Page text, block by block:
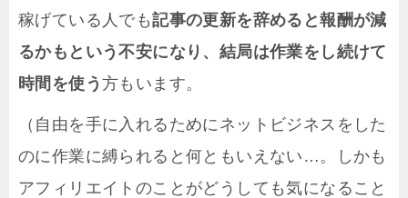
稼げている人でも記事の更新を辞めると報酬が減
るかもという不安になり、結局は作業をし続けて
時間を使う 方もいます。
（自由を手に入れるためにネットビジネスをした
のに作業に縛られると何ともいえない…。しかも
アフィリエイトのことがどうしても気になること